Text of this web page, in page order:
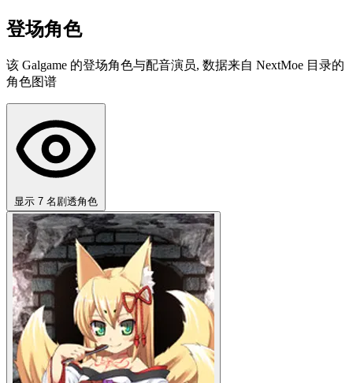
登场角色
该 Galgame 的登场角色与配音演员, 数据来自 NextMoe 目录的
角色图谱
显示 7 名剧透角色